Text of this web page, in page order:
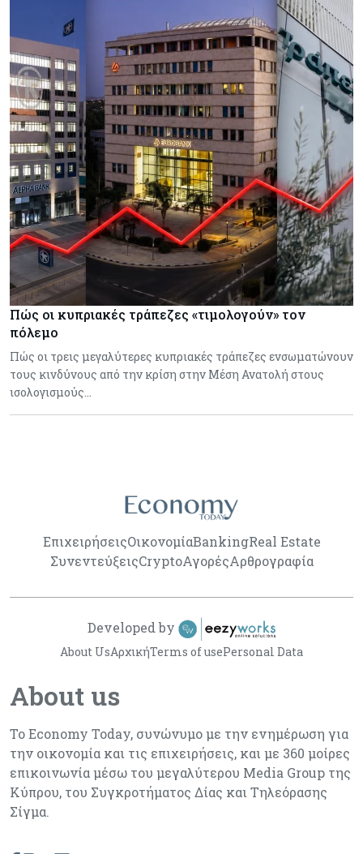
Πώς οι κυπριακές τράπεζες «τιμολογούν» τον
πόλεμο
Πώς οι τρεις μεγαλύτερες κυπριακές τράπεζες ενσωματώνουν
τους κινδύνους από την κρίση στην Μέση Ανατολή στους
ισολογισμούς…
ΕπιχειρήσειςΟικονομίαBankingReal Estate
ΣυνεντεύξειςCryptoΑγορέςΑρθρογραφία
About us
Το Economy Today, συνώνυμο με την ενημέρωση για
την οικονομία και τις επιχειρήσεις, και με 360 μοίρες
επικοινωνία μέσω του μεγαλύτερου Media Group της
Κύπρου, του Συγκροτήματος Δίας και Τηλεόρασης
Σίγμα.
About UsΑρχικήTerms of usePersonal Data
Developed by